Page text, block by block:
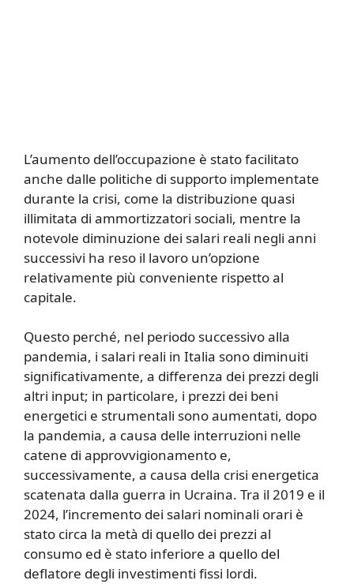
L’aumento dell’occupazione è stato facilitato
anche dalle politiche di supporto implementate
durante la crisi, come la distribuzione quasi
illimitata di ammortizzatori sociali, mentre la
notevole diminuzione dei salari reali negli anni
successivi ha reso il lavoro un’opzione
relativamente più conveniente rispetto al
capitale.
Questo perché, nel periodo successivo alla
pandemia, i salari reali in Italia sono diminuiti
significativamente, a differenza dei prezzi degli
altri input; in particolare, i prezzi dei beni
energetici e strumentali sono aumentati, dopo
la pandemia, a causa delle interruzioni nelle
catene di approvvigionamento e,
successivamente, a causa della crisi energetica
scatenata dalla guerra in Ucraina. Tra il 2019 e il
2024, l’incremento dei salari nominali orari è
stato circa la metà di quello dei prezzi al
consumo ed è stato inferiore a quello del
deflatore degli investimenti fissi lordi.